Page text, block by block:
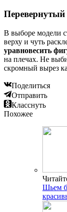
Перевернутый
В выборе модели
верху и чуть
уравновесить
на плечах. Не
скромный вырез
Поделиться
Отправить
Класснуть
Похожее
Шьем